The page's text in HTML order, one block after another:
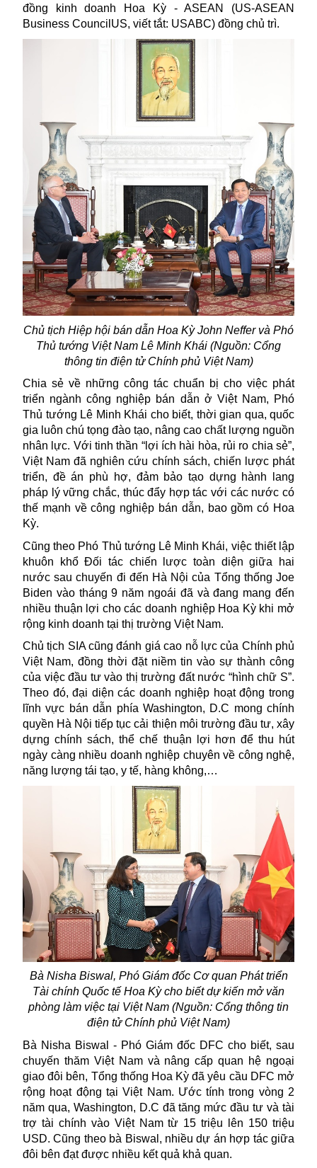
đồng kinh doanh Hoa Kỳ - ASEAN (US-ASEAN
Business CouncilUS, viết tắt: USABC) đồng chủ trì.
Chủ tịch Hiệp hội bán dẫn Hoa Kỳ John Neffer và Phó
Thủ tướng Việt Nam Lê Minh Khái (Nguồn: Cổng
thông tin điện tử Chính phủ Việt Nam)
Chia sẻ về những công tác chuẩn bị cho việc phát
triển ngành công nghiệp bán dẫn ở Việt Nam, Phó
Thủ tướng Lê Minh Khái cho biết, thời gian qua, quốc
gia luôn chú tọng đào tạo, nâng cao chất lượng nguồn
nhân lực. Với tinh thần “lợi ích hài hòa, rủi ro chia sẻ”,
Việt Nam đã nghiên cứu chính sách, chiến lược phát
triển, đề án phù hợ, đảm bảo tạo dựng hành lang
pháp lý vững chắc, thúc đẩy hợp tác với các nước có
thế mạnh về công nghiệp bán dẫn, bao gồm có Hoa
Kỳ.
Cũng theo Phó Thủ tướng Lê Minh Khái, việc thiết lập
khuôn khổ Đối tác chiến lược toàn diện giữa hai
nước sau chuyến đi đến Hà Nội của Tổng thống Joe
Biden vào tháng 9 năm ngoái đã và đang mang đến
nhiều thuận lợi cho các doanh nghiệp Hoa Kỳ khi mở
rộng kinh doanh tại thị trường Việt Nam.
Chủ tịch SIA cũng đánh giá cao nỗ lực của Chính phủ
Việt Nam, đồng thời đặt niềm tin vào sự thành công
của việc đầu tư vào thị trường đất nước “hình chữ S”.
Theo đó, đại diện các doanh nghiệp hoạt động trong
lĩnh vực bán dẫn phía Washington, D.C mong chính
quyền Hà Nội tiếp tục cải thiện môi trường đầu tư, xây
dựng chính sách, thể chế thuận lợi hơn để thu hút
ngày càng nhiều doanh nghiệp chuyên về công nghệ,
năng lượng tái tạo, y tế, hàng không,…
Bà Nisha Biswal, Phó Giám đốc Cơ quan Phát triển
Tài chính Quốc tế Hoa Kỳ cho biết dự kiến mở văn
phòng làm việc tại Việt Nam (Nguồn: Cổng thông tin
điện tử Chính phủ Việt Nam)
Bà Nisha Biswal - Phó Giám đốc DFC cho biết, sau
chuyến thăm Việt Nam và nâng cấp quan hệ ngoại
giao đôi bên, Tổng thống Hoa Kỳ đã yêu cầu DFC mở
rộng hoạt động tại Việt Nam. Ước tính trong vòng 2
năm qua, Washington, D.C đã tăng mức đầu tư và tài
trợ tài chính vào Việt Nam từ 15 triệu lên 150 triệu
USD. Cũng theo bà Biswal, nhiều dự án hợp tác giữa
đôi bên đạt được nhiều kết quả khả quan.